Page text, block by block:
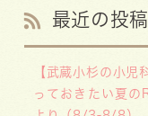
最近の投稿
【武蔵小杉の小児
っておきたい夏の